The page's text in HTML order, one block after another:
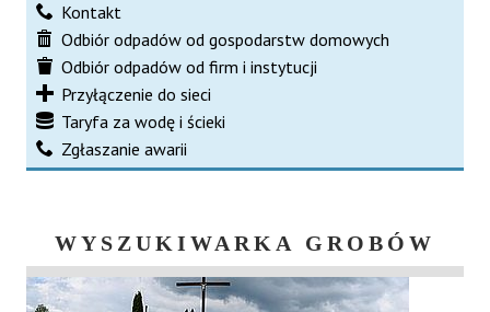
Kontakt
Odbiór odpadów od gospodarstw domowych
Odbiór odpadów od firm i instytucji
Przyłączenie do sieci
Taryfa za wodę i ścieki
Zgłaszanie awarii
WYSZUKIWARKA GROBÓW